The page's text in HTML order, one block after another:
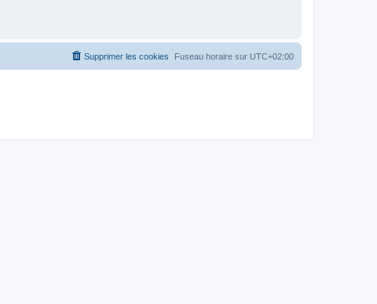
Fuseau horaire sur UTC+02:00
Supprimer les cookies